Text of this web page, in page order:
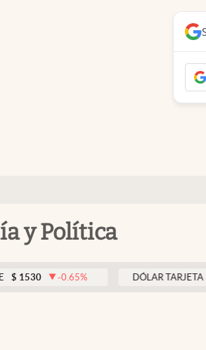
y Política
-0.65% DÓLAR TARJETA $